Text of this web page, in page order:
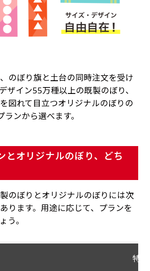
のぼり旗と土台の同時注文を受け
ザイン55万種以上の既製のぼり、
図れて目立つオリジナルのぼりの
ンから選べます。
とオリジナルのぼり、どち
のぼりとオリジナルのぼりには次
ります。用途に応じて、プランを
う。
特徴